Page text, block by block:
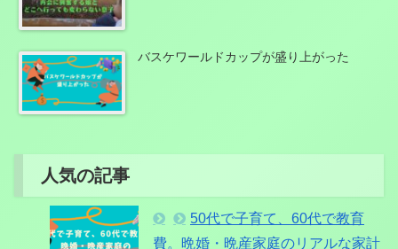
バスケワールドカップが盛り上がった
人気の記事
50代で子育て、60代で教育
費。晩婚・晩産家庭のリアルな家計